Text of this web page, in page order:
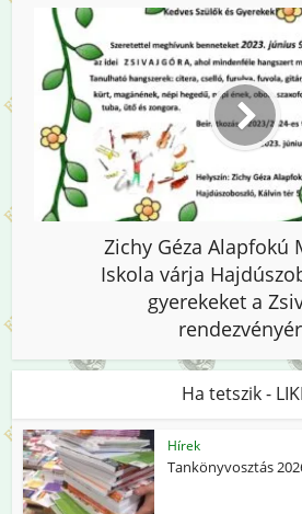
Zichy Géza Alapfokú
Iskola várja
gyerekeket a
Ha tetszik -
Hírek
Tankönyvosztás